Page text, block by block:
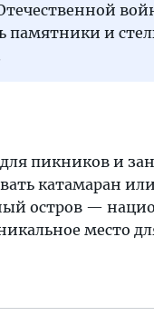
памятники и
пикников и
катамаран
остров —
место